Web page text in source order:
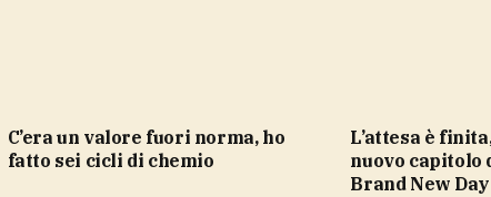
C’era un valore fuori norma, ho
fatto sei cicli di chemio
L’attesa è finita, arriva al cinema il
nuovo capitolo
Brand New Day